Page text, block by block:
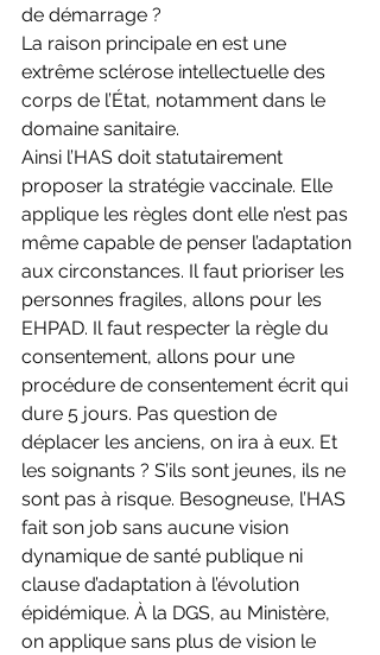
de démarrage ?
La raison principale en est une
extrême sclérose intellectuelle des
corps de l’État, notamment dans le
domaine sanitaire.
Ainsi l’HAS doit statutairement
proposer la stratégie vaccinale. Elle
applique les règles dont elle n’est pas
même capable de penser l’adaptation
aux circonstances. Il faut prioriser les
personnes fragiles, allons pour les
EHPAD. Il faut respecter la règle du
consentement, allons pour une
procédure de consentement écrit qui
dure 5 jours. Pas question de
déplacer les anciens, on ira à eux. Et
les soignants ? S’ils sont jeunes, ils ne
sont pas à risque. Besogneuse, l’HAS
fait son job sans aucune vision
dynamique de santé publique ni
clause d’adaptation à l’évolution
épidémique. À la DGS, au Ministère,
on applique sans plus de vision le